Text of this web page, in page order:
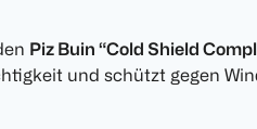
Piz Buin “Cold Shield
und schützt gegen